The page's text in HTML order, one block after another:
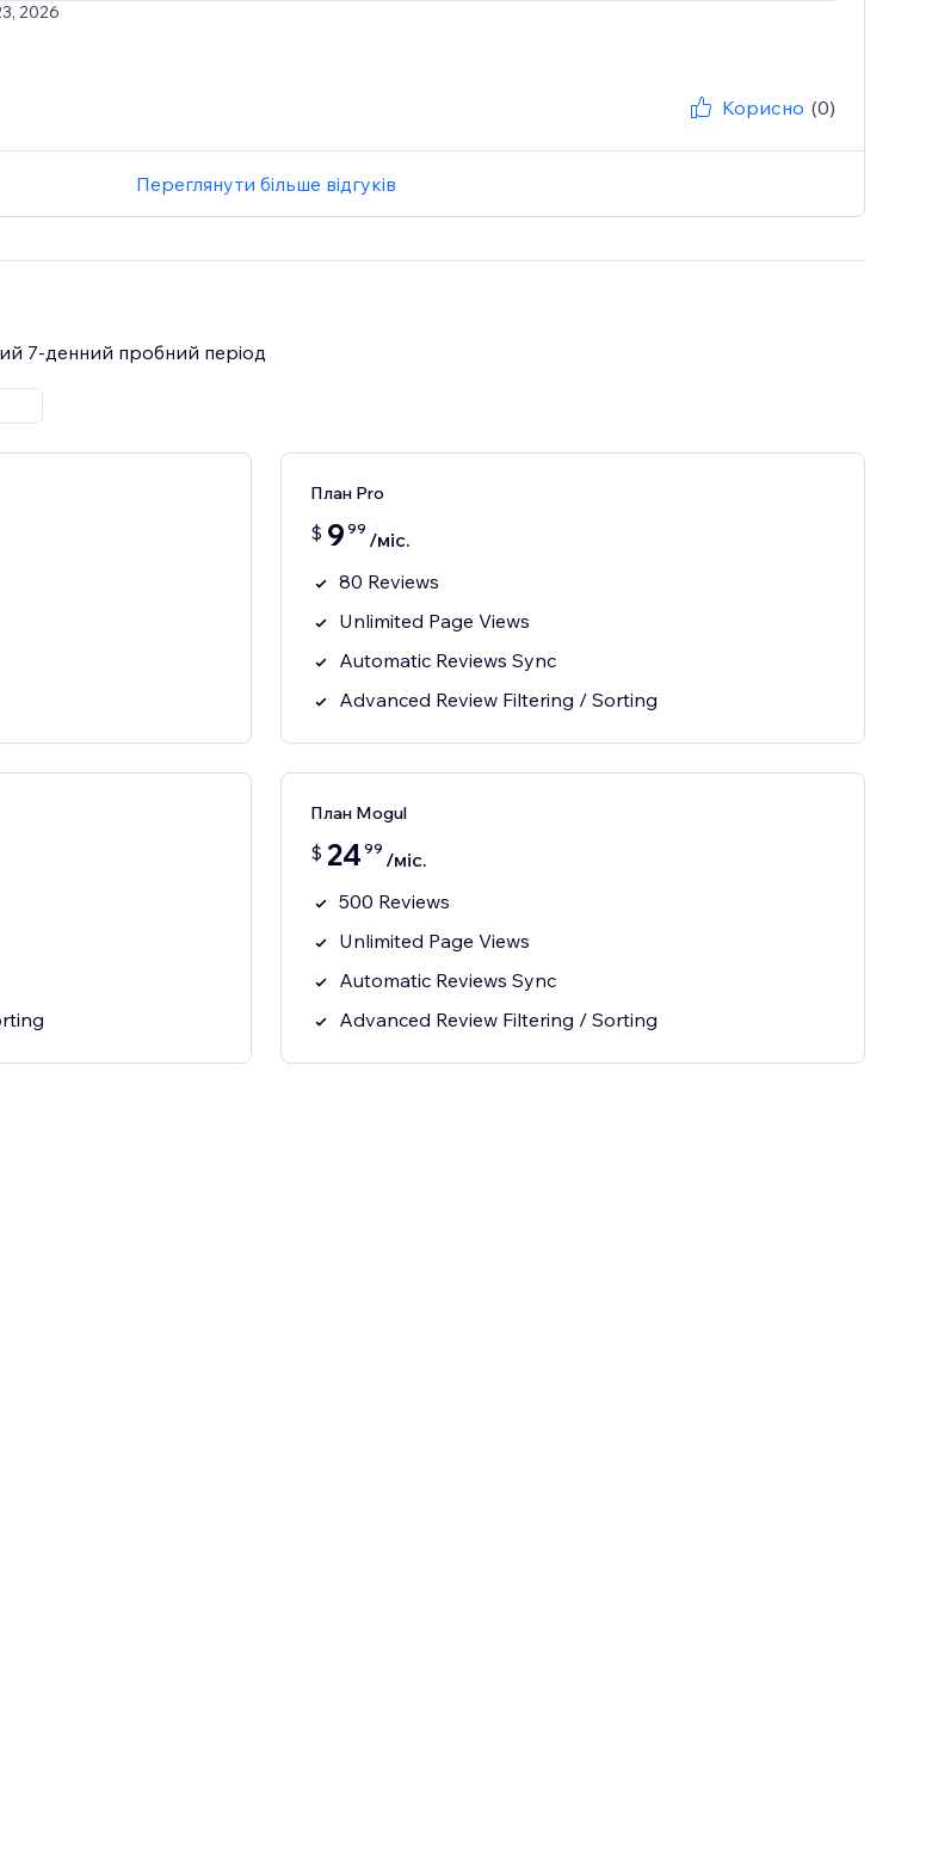
2026
Корисно (0)
Переглянути більше відгуків
7‑денний пробний період
План Pro
$ 9 99 /міс.
80 Reviews
Unlimited Page Views
Automatic Reviews Sync
Advanced Review Filtering / Sorting
План Mogul
$ 24 99 /міс.
500 Reviews
Unlimited Page Views
Automatic Reviews Sync
Advanced Review Filtering / Sorting